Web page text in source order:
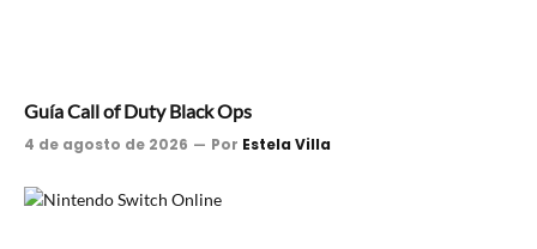
Guía Call of Duty Black Ops
4 de agosto de 2026 Por Estela Villa